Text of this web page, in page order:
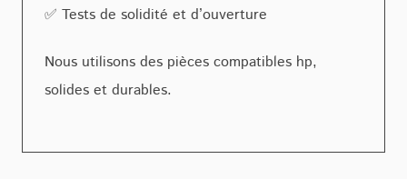
✅ Tests de solidité et d’ouverture
Nous utilisons des pièces compatibles hp,
solides et durables.